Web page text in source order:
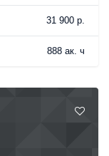
31 900 р.
888 ак. ч